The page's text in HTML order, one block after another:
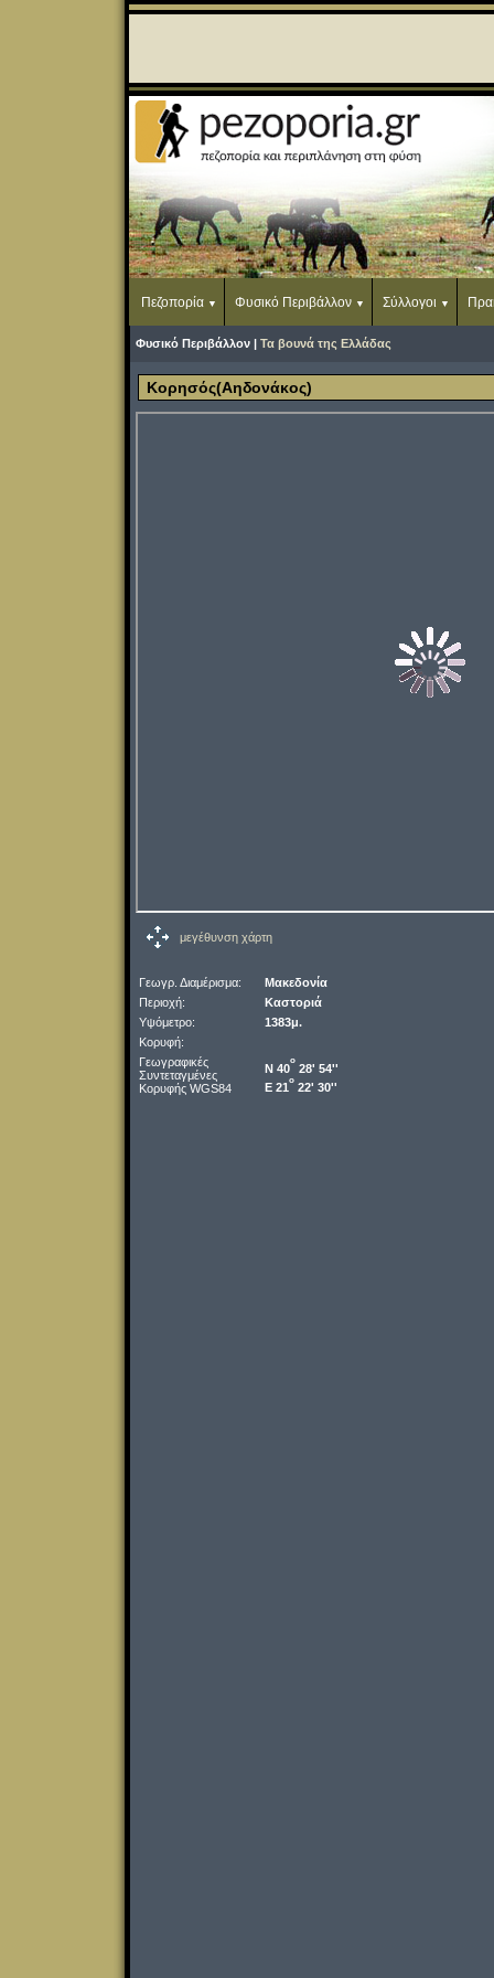
Πεζοπορία Φυσικό Περιβάλλον Σύλλογοι
Φυσικό Περιβάλλον | Τα βουνά της Ελλάδας
Κορησός(Αηδονάκος)
μεγέθυνση χάρτη
Γεωγρ. Διαμέρισμα:
Μακεδονία
Περιοχή:
Καστοριά
Υψόμετρο:
1383μ.
Κορυφή:
Γεωγραφικές
Συντεταγμένες
Κορυφής WGS84
Ν 40
o
28' 54''
Ε 21
o
22' 30''